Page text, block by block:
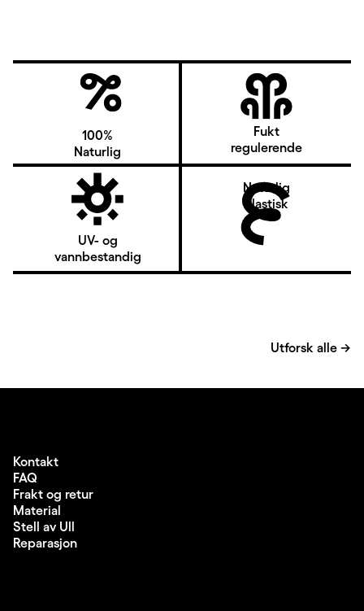
100%
Naturlig
Fukt
regulerende
UV- og
vannbestandig
Naturlig
elastisk
Utforsk alle →
Kontakt
FAQ
Frakt og retur
Material
Stell av Ull
Reparasjon